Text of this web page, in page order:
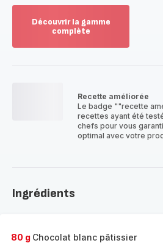
Découvrir la gamme
complète
Recette améliorée
Le badge ""recette
recettes ayant été
chefs pour vous
optimal avec votre
Ingrédients
80 g Chocolat blanc pâtissier